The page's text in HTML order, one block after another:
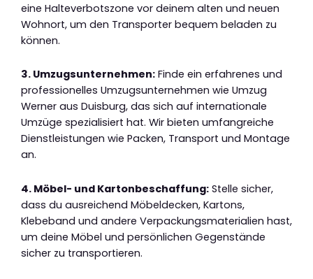
eine Halteverbotszone vor deinem alten und neuen
Wohnort, um den Transporter bequem beladen zu
können.
3. Umzugsunternehmen: Finde ein erfahrenes und
professionelles Umzugsunternehmen wie Umzug
Werner aus Duisburg, das sich auf internationale
Umzüge spezialisiert hat. Wir bieten umfangreiche
Dienstleistungen wie Packen, Transport und Montage
an.
4. Möbel- und Kartonbeschaffung: Stelle sicher,
dass du ausreichend Möbeldecken, Kartons,
Klebeband und andere Verpackungsmaterialien hast,
um deine Möbel und persönlichen Gegenstände
sicher zu transportieren.